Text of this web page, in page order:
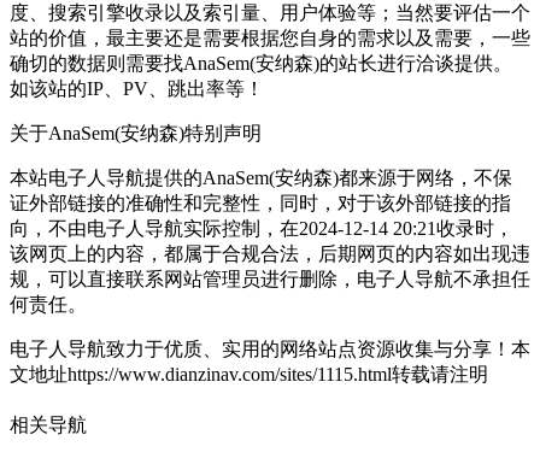
度、搜索引擎收录以及索引量、用户体验等；当然要评估一个
站的价值，最主要还是需要根据您自身的需求以及需要，一些
确切的数据则需要找AnaSem(安纳森)的站长进行洽谈提供。
如该站的IP、PV、跳出率等！
关于AnaSem(安纳森)特别声明
本站电子人导航提供的AnaSem(安纳森)都来源于网络，不保
证外部链接的准确性和完整性，同时，对于该外部链接的指
向，不由电子人导航实际控制，在2024-12-14 20:21收录时，
该网页上的内容，都属于合规合法，后期网页的内容如出现违
规，可以直接联系网站管理员进行删除，电子人导航不承担任
何责任。
电子人导航致力于优质、实用的网络站点资源收集与分享！ 本
文地址https://www.dianzinav.com/sites/1115.html转载请注明
相关导航